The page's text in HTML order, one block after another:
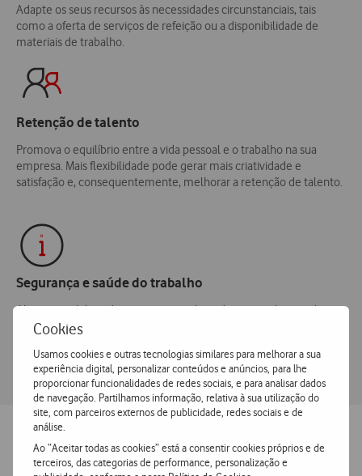
Cookies
Usamos cookies e outras tecnologias similares para melhorar a sua
experiência digital, personalizar conteúdos e anúncios, para lhe
proporcionar funcionalidades de redes sociais, e para analisar dados
de navegação. Partilhamos informação, relativa à sua utilização do
site, com parceiros externos de publicidade, redes sociais e de
análise.
Ao “Aceitar todas as cookies” está a consentir cookies próprios e de
terceiros, das categorias de performance, personalização e
Adapte os seus recursos às necessidades circunstanciais, tais
como a oferta de serviços de refeição ou a disponibilidade de
materiais de trabalho.
Retenção de talento
Promova o equilíbrio entre a vida pessoal e o trabalho na sua
empresa. Mais flexibilidade pode gerar mais criatividade e
satisfação e, consequentemente, melhorar a retenção de talento.
Segurança e saúde do trabalho
Alerte os colaboradores caso um colega doente tenha estado
num lugar próximo, através do histórico de marcações.